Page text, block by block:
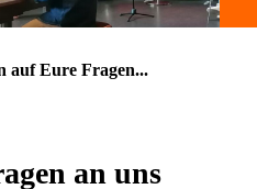
auf Eure Fragen...